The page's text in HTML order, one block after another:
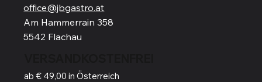
office@jbgastro.at
Am Hammerrain 358
5542 Flachau
ab € 49,00 in Österreich